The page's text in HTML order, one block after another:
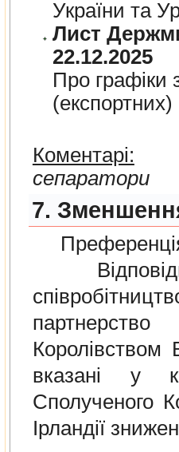
України та
Лист
22.12.2025
Про графiки
Коментарі:
сепаратори
7.
Королівством
вказані у
Сполученого
Ірландії